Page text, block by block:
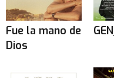
Fue la mano de
Dios
GEN_